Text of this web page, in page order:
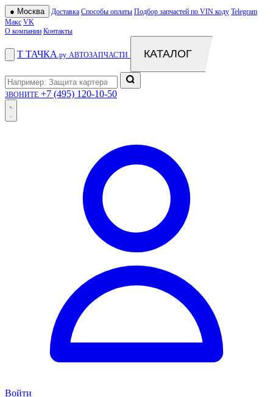
● Москва Доставка Способы оплаты Подбор запчастей по VIN коду Telegram
Макс VK
О компании Контакты
Т ТАЧКА .ру АВТОЗАПЧАСТИ КАТАЛОГ
ЗВОНИТЕ +7 (495) 120-10-50
Войти